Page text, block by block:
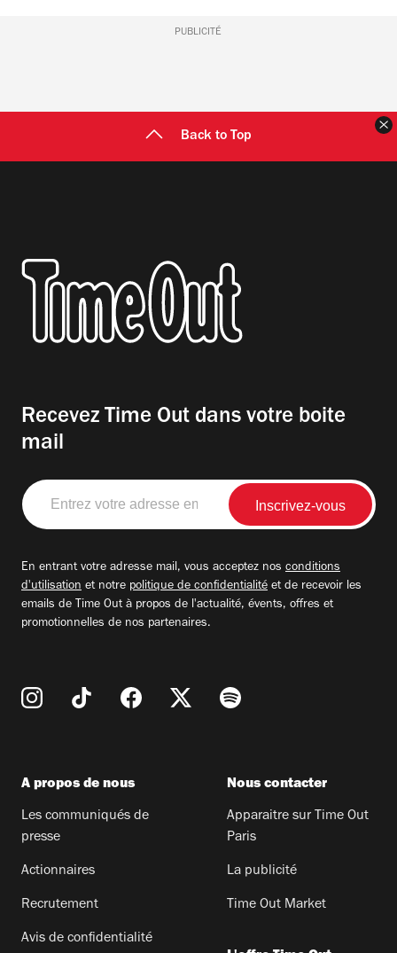
PUBLICITÉ
Back to Top
Recevez Time Out dans votre boite
mail
Entrez
votre
adresse
En entrant votre adresse mail, vous acceptez nos conditions
d'utilisation et notre politique de confidentialité et de recevoir les
emails de Time Out à propos de l'actualité, évents, offres et
promotionnelles de nos partenaires.
A propos de nous
Les communiqués de
presse
Actionnaires
Recrutement
Avis de confidentialité
Nous contacter
Apparaitre sur Time Out
Paris
La publicité
Time Out Market